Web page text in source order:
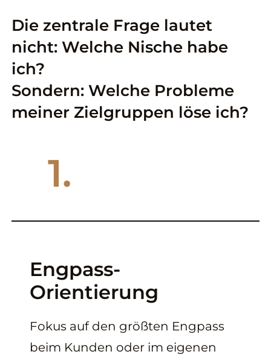
Die zentrale Frage lautet
nicht: Welche Nische habe
ich?
Sondern: Welche Probleme
meiner Zielgruppen löse ich?
1.
Engpass-
Orientierung
Fokus auf den größten Engpass
beim Kunden oder im eigenen